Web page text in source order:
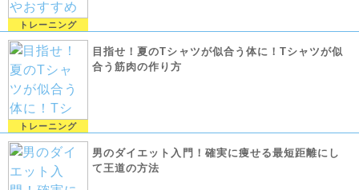
トレーニング
トレーニング
目指せ！夏のTシャツが似合う体に！Tシャツが似
合う筋肉の作り方
男のダイエット入門！確実に痩せる最短距離にし
て王道の方法